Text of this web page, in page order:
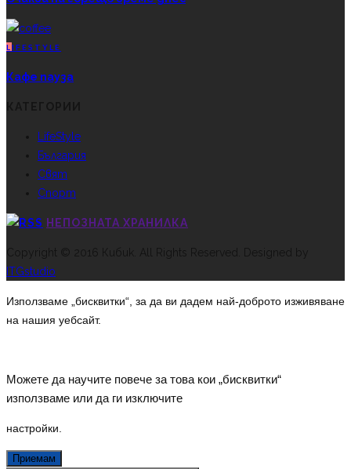
L IFESTYLE
Кафе пауза
LifeStyle
България
Свят
Спорт
НЕПОЗНАТА ХРАНИЛКА
Copyright © 2016 Кибик. All Rights Reserved. Designed by
ITGstudio
Използваме „бисквитки“, за да ви дадем най-доброто изживяване
на нашия уебсайт.
Можете да научите повече за това кои „бисквитки“
използваме или да ги изключите
настройки.
Приемам